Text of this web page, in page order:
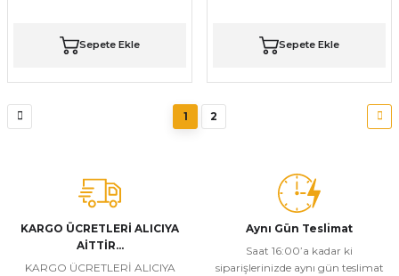
Sepete Ekle Sepete Ekle
1 2
KARGO ÜCRETLERİ ALICIYA
AİTTİR...
KARGO ÜCRETLERİ ALICIYA
Aynı Gün Teslimat
Saat 16:00’a kadar ki
siparişlerinizde aynı gün teslimat